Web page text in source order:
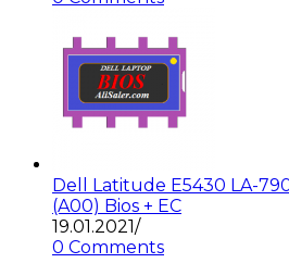
Dell Latitude E5430 LA-
(A00) Bios + EC
19.01.2021/
0 Comments